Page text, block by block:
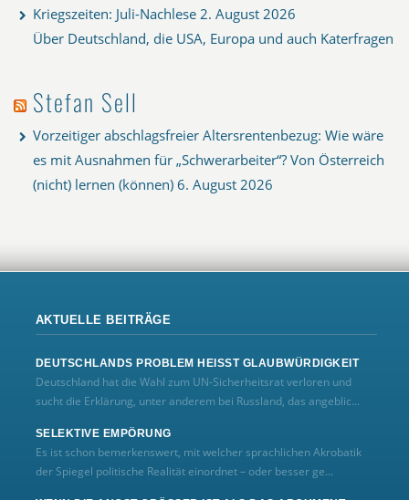
Kriegszeiten: Juli-Nachlese 2. August 2026
Über Deutschland, die USA, Europa und auch Katerfragen
Stefan Sell
Vorzeitiger abschlagsfreier Altersrentenbezug: Wie wäre
es mit Ausnahmen für „Schwerarbeiter“? Von Österreich
(nicht) lernen (können) 6. August 2026
AKTUELLE BEITRÄGE
DEUTSCHLANDS PROBLEM HEISST GLAUBWÜRDIGKEIT
Deutschland hat die Wahl zum UN‑Sicherheitsrat verloren und
sucht die Erklärung, unter anderem bei Russland, das angeblic...
SELEKTIVE EMPÖRUNG
Es ist schon bemerkenswert, mit welcher sprachlichen Akrobatik
der Spiegel politische Realität einordnet – oder besser ge...